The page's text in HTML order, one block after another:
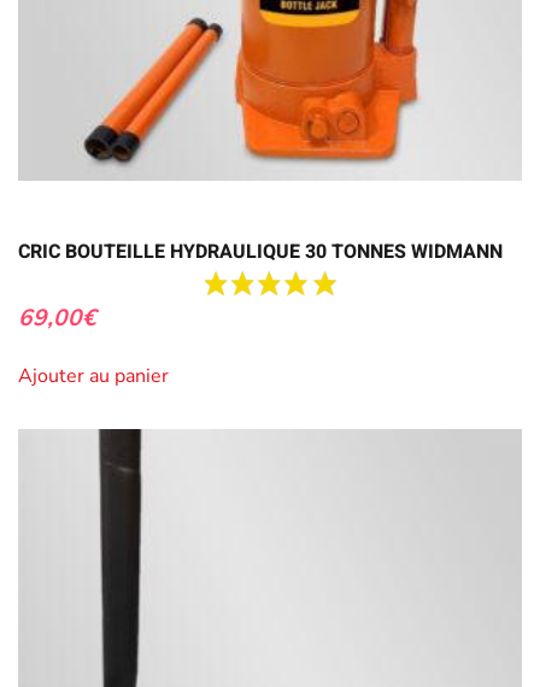
CRIC BOUTEILLE HYDRAULIQUE 30 TONNES WIDMANN
69,00€
Ajouter au panier